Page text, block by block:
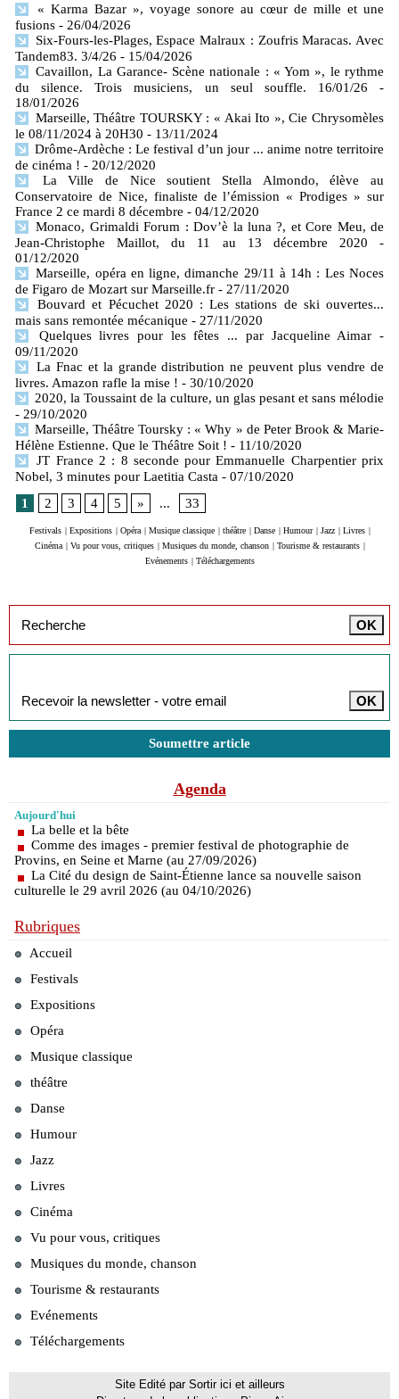
« Karma Bazar », voyage sonore au cœur de mille et une
fusions - 26/04/2026
Six-Fours-les-Plages, Espace Malraux : Zoufris Maracas. Avec
Tandem83. 3/4/26 - 15/04/2026
Cavaillon, La Garance- Scène nationale : « Yom », le rythme
du silence. Trois musiciens, un seul souffle. 16/01/26
-
18/01/2026
Marseille, Théâtre TOURSKY : « Akai Ito », Cie Chrysomèles
le 08/11/2024 à 20H30 - 13/11/2024
Drôme-Ardèche : Le festival d’un jour ... anime notre territoire
de cinéma ! - 20/12/2020
La Ville de Nice soutient Stella Almondo, élève au
Conservatoire de Nice, finaliste de l’émission « Prodiges » sur
France 2 ce mardi 8 décembre - 04/12/2020
Monaco, Grimaldi Forum : Dov’è la luna ?, et Core Meu, de
Jean-Christophe Maillot, du 11 au 13 décembre 2020
-
01/12/2020
Marseille, opéra en ligne, dimanche 29/11 à 14h : Les Noces
de Figaro de Mozart sur Marseille.fr - 27/11/2020
Bouvard et Pécuchet 2020 : Les stations de ski ouvertes...
mais sans remontée mécanique - 27/11/2020
Quelques livres pour les fêtes ... par Jacqueline Aimar -
09/11/2020
La Fnac et la grande distribution ne peuvent plus vendre de
livres. Amazon rafle la mise ! - 30/10/2020
2020, la Toussaint de la culture, un glas pesant et sans mélodie
- 29/10/2020
Marseille, Théâtre Toursky : « Why » de Peter Brook & Marie-
Hélène Estienne. Que le Théâtre Soit ! - 11/10/2020
JT France 2 : 8 seconde pour Emmanuelle Charpentier prix
Nobel, 3 minutes pour Laetitia Casta - 07/10/2020
1
2 3 4 5 » ... 33
Festivals Expositions Opéra Musique classique théâtre Danse Humour Jazz Livres
Cinéma
Vu pour vous, critiques Musiques du monde, chanson Tourisme & restaurants
Evénements
Téléchargements
Soumettre article
Agenda
Aujourd'hui
La belle et la bête
Comme des images - premier festival de photographie de
Provins, en Seine et Marne (au 27/09/2026)
La Cité du design de Saint-Étienne lance sa nouvelle saison
culturelle le 29 avril 2026 (au 04/10/2026)
Rubriques
Accueil
Festivals
Expositions
Opéra
Musique classique
théâtre
Danse
Humour
Jazz
Livres
Cinéma
Vu pour vous, critiques
Musiques du monde, chanson
Tourisme & restaurants
Evénements
Téléchargements
Site Edité par Sortir ici et ailleurs